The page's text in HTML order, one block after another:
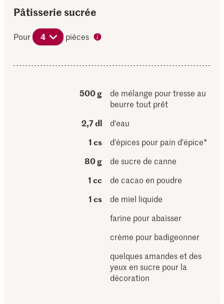
Pâtisserie sucrée
Pour 4 pièces
500 g
de mélange pour tresse au
beurre tout prêt
2,7 dl
d'eau
1 cs
d'épices pour pain d'épice*
80 g
de sucre de canne
1 cc
de cacao en poudre
1 cs
de miel liquide
farine pour abaisser
crème pour badigeonner
quelques amandes et des
yeux en sucre pour la
décoration